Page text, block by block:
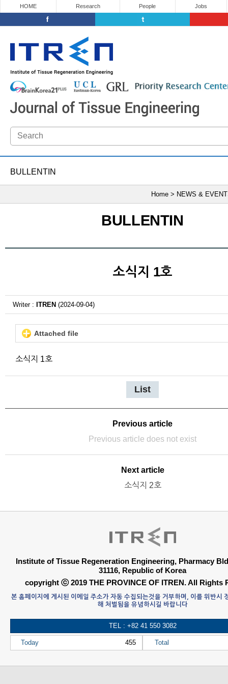
HOME Research People Jobs
BULLENTIN
Home > NEWS &
BULLENTIN
소식지 1호
Writer : ITREN (2024-09-04)
Attached file
소식지 1호
List
Previous article
Previous article does not exist
Next article
소식지 2호
Institute of Tissue Regeneration Engineering, Pharmacy
31116, Republic of Korea
copyright ⓒ 2019 THE PROVINCE OF ITREN. All Rights
본 홈페이지에 게시된 이메일 주소가 자동 수집되는것을 거부하며, 이를 위반시
해 처벌됨을 유념하시길 바랍니다
TEL : +82 41 550 3082
Today 455 Total